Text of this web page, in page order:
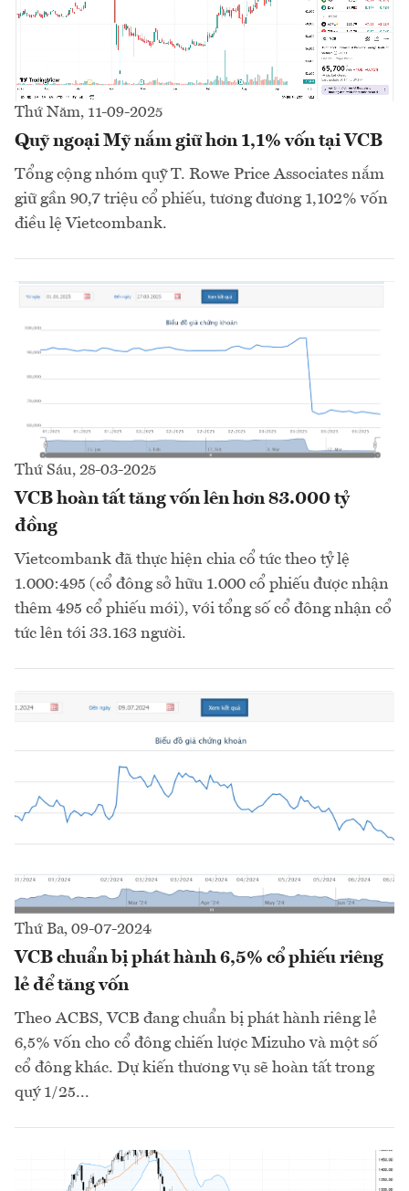
Thứ Năm, 11-09-2025
Quỹ ngoại Mỹ nắm giữ hơn 1,1% vốn tại VCB
Tổng cộng nhóm quỹ T. Rowe Price Associates nắm
giữ gần 90,7 triệu cổ phiếu, tương đương 1,102% vốn
điều lệ Vietcombank.
Thứ Sáu, 28-03-2025
VCB hoàn tất tăng vốn lên hơn 83.000 tỷ
đồng
Vietcombank đã thực hiện chia cổ tức theo tỷ lệ
1.000:495 (cổ đông sở hữu 1.000 cổ phiếu được nhận
thêm 495 cổ phiếu mới), với tổng số cổ đông nhận cổ
tức lên tới 33.163 người.
Thứ Ba, 09-07-2024
VCB chuẩn bị phát hành 6,5% cổ phiếu riêng
lẻ để tăng vốn
Theo ACBS, VCB đang chuẩn bị phát hành riêng lẻ
6,5% vốn cho cổ đông chiến lược Mizuho và một số
cổ đông khác. Dự kiến thương vụ sẽ hoàn tất trong
quý 1/25...